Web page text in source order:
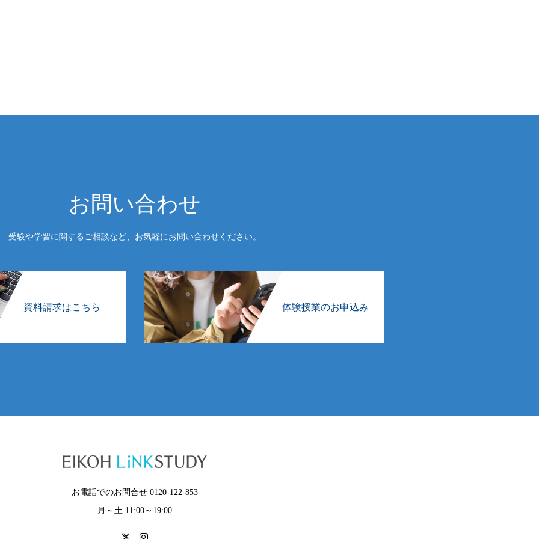
お問い合わせ
受験や学習に関するご相談など、お気軽にお問い合わせください。
資料請求はこちら 体験授業のお申込み
お電話でのお問合せ 0120-122-853
月～土 11:00～19:00